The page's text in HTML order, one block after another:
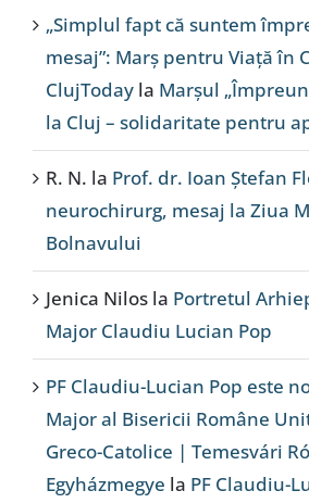
„Simplul fapt că suntem
mesaj”: Marș pentru Viață în
ClujToday la Marșul
la Cluj – solidaritate pentru
R. N. la Prof. dr. Ioan Ștefan
neurochirurg, mesaj la Ziua
Bolnavului
Jenica Nilos la Portretul
Major Claudiu Lucian Pop
PF Claudiu-Lucian Pop este
Major al Bisericii Române
Greco-Catolice | Temesvári
Egyházmegye la PF Claudiu-